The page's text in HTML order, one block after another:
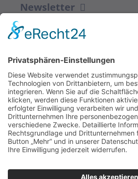
Newsletter
ZUR ANMELDUNG
Redaktion bbkult.net
Centrum Bavaria Bohemia (CeBB)
Dr. Veronika Hofinger
Freyung 1, 92539 Schönsee
Tel.:+49 (0)9674 / 92 48 78
veronika.hofinger@cebb.de